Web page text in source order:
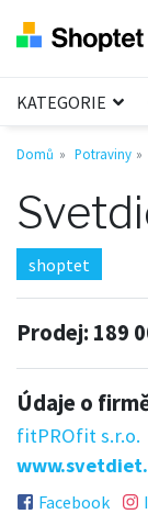
KATEGORIE
Domů Potraviny
shoptet
Prodej: 189
Údaje o
fitPROfit s.r.o.
Facebook